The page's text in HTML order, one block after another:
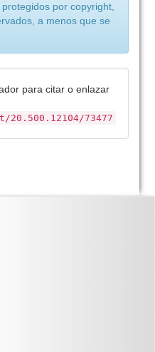
por copyright,
a menos que se
para citar o enlazar
73477